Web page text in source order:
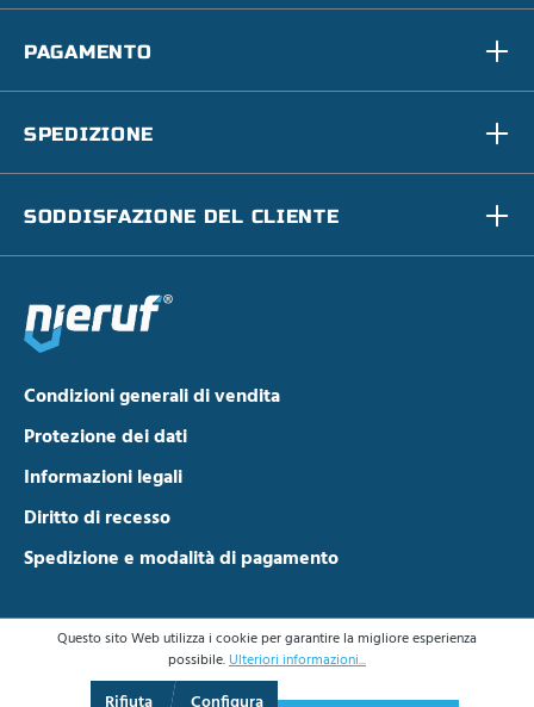
PAGAMENTO
SPEDIZIONE
SODDISFAZIONE DEL CLIENTE
Condizioni generali di vendita
Protezione dei dati
Informazioni legali
Diritto di recesso
Spedizione e modalità di pagamento
Questo sito Web utilizza i cookie per garantire la migliore esperienza
possibile.Ulteriori informazioni...